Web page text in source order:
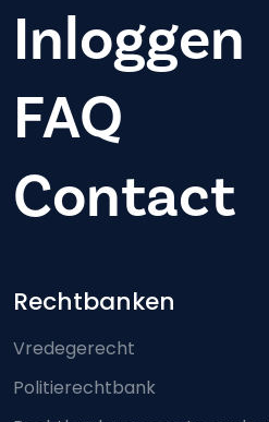
Inloggen
FAQ
Contact
Footer-menu
Rechtbanken
Vredegerecht
Politierechtbank